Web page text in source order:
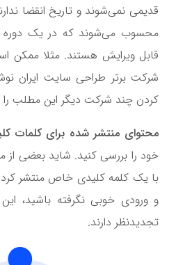
قدیمی نمی‌شوند و تاریخ انقضا
محسوب می‌شوند که در یک دوره
شرکت برتر طراحی سایت ایران
کردن چند شرکت دیگر این مطلب را
محتوای منتشر شده برای کلمات
خود را بررسی کنید. شاید بعضی از
با یک کلمه کلیدی خاص منتشر
و ورودی خوبی نگرفته باشید،
تجدیدنظر دارند.